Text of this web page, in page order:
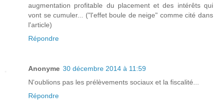
augmentation profitable du placement et des intérêts qui
vont se cumuler... ("l'effet boule de neige" comme cité dans
l'article)
Répondre
Anonyme 30 décembre 2014 à 11:59
N'oublions pas les prélèvements sociaux et la fiscalité...
Répondre